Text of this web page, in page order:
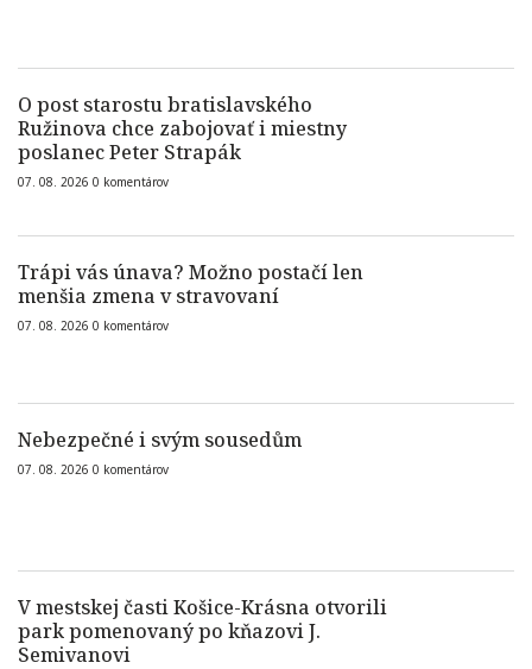
O post starostu bratislavského
Ružinova chce zabojovať i miestny
poslanec Peter Strapák
07. 08. 2026 0 komentárov
Trápi vás únava? Možno postačí len
menšia zmena v stravovaní
07. 08. 2026 0 komentárov
Nebezpečné i svým sousedům
07. 08. 2026 0 komentárov
V mestskej časti Košice-Krásna otvorili
park pomenovaný po kňazovi J.
Semivanovi